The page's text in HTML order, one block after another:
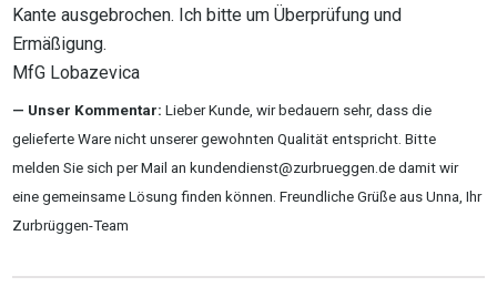
Kante ausgebrochen. Ich bitte um Überprüfung und
Ermäßigung.
MfG Lobazevica
Unser Kommentar: Lieber Kunde, wir bedauern sehr, dass die
gelieferte Ware nicht unserer gewohnten Qualität entspricht. Bitte
melden Sie sich per Mail an kundendienst@zurbrueggen.de damit wir
eine gemeinsame Lösung finden können. Freundliche Grüße aus Unna, Ihr
Zurbrüggen-Team